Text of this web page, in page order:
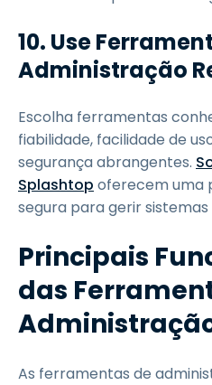
10. Use
Administração
Escolha ferramentas
fiabilidade, facilidade de
segurança abrangentes.
Splashtop oferecem uma
segura para gerir
Principais
das
As ferramentas de